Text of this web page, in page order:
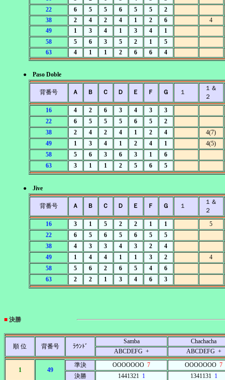
22
6 5 5 6 5 5
2
38
2 4 2 4 1 2 6
4
49
1 3 4 1 3 4
1
58
5 6 3 5 2 1
5
63
4 1 1 2 6 6 4
● Paso Doble
背番号 Ａ Ｂ Ｃ Ｄ Ｅ Ｆ Ｇ １
１＆
２
16
4 2 6 3 4 3
3
22
6 5 5 5 6 5
2
38
2 4 2 4 1 2 4
4(7)
49
1 3 4 1 2 4 1
4(5)
58
5 6 3 6 3 1
6
63
3 1 1 2 5 6 5
● Jive
背番号 Ａ Ｂ Ｃ Ｄ Ｅ Ｆ Ｇ １
１＆
２
16
3 1 5 2 2 1 1
5
22
6 5 6 5 6 5
5
38
4 3 3 4 3 2
4
49
1 4 4 1 1 3 2
4
58
5 6 2 6 5 4
6
63
2 2 1 3 4 6 3
■ 決勝
順 位 背番号 ﾗｳﾝﾄﾞ
Samba
Chachacha
ABCDEFG +
ABCDEFG +
1 49
準決 OOOOOOO 7 OOOOOOO 7
決勝
14413211 13411311